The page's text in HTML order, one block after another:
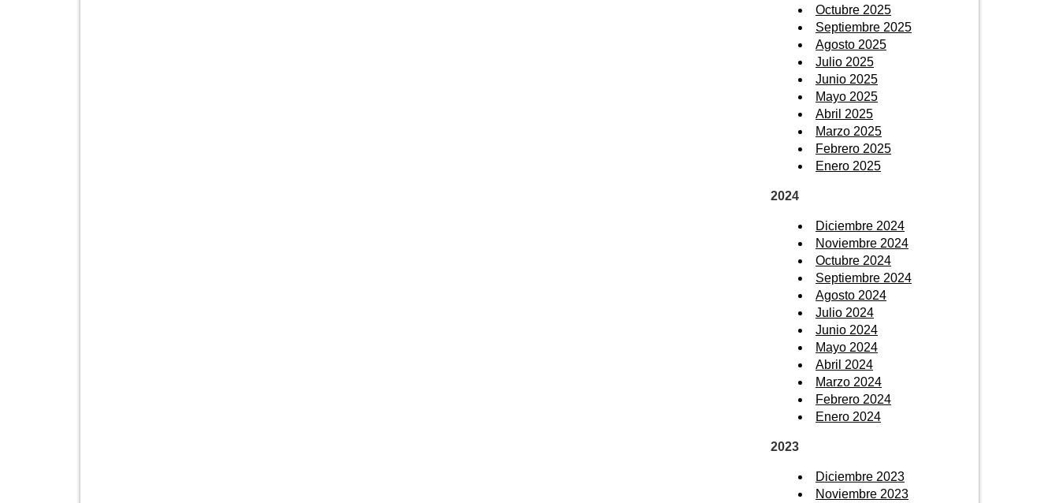
Octubre 2025
Septiembre 2025
Agosto 2025
Julio 2025
Junio 2025
Mayo 2025
Abril 2025
Marzo 2025
Febrero 2025
Enero 2025
2024
Diciembre 2024
Noviembre 2024
Octubre 2024
Septiembre 2024
Agosto 2024
Julio 2024
Junio 2024
Mayo 2024
Abril 2024
Marzo 2024
Febrero 2024
Enero 2024
2023
Diciembre 2023
Noviembre 2023